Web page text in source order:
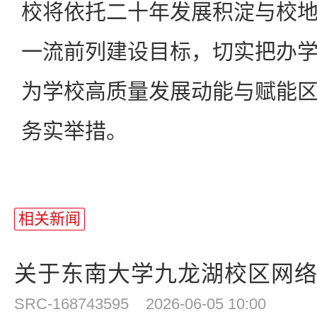
校将依托二十年发展积淀与校
一流前列建设目标，切实把办
为学校高质量发展动能与赋能
务实举措。
相关新闻
关于东南大学九龙湖校区网
SRC-168743595 2026-06-05 10:00